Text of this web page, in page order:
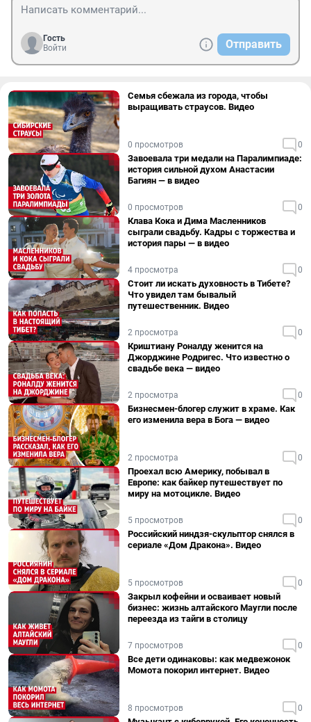
Гость
Войти
Отправить
Семья сбежала из города, чтобы
выращивать страусов. Видео
0 просмотров 0
Завоевала три медали на Паралимпиаде:
история сильной духом Анастасии
Багиян — в видео
0 просмотров 0
Клава Кока и Дима Масленников
сыграли свадьбу. Кадры с торжества и
история пары — в видео
4 просмотра 0
Стоит ли искать духовность в Тибете?
Что увидел там бывалый
путешественник. Видео
2 просмотра 0
Криштиану Роналду женится на
Джорджине Родригес. Что известно о
свадьбе века — видео
2 просмотра 0
Бизнесмен-блогер служит в храме. Как
его изменила вера в Бога — видео
2 просмотра 0
Проехал всю Америку, побывал в
Европе: как байкер путешествует по
миру на мотоцикле. Видео
5 просмотров 0
Российский ниндзя-скульптор снялся в
сериале «Дом Дракона». Видео
5 просмотров 0
Закрыл кофейни и осваивает новый
бизнес: жизнь алтайского Маугли после
переезда из тайги в столицу
7 просмотров 0
Все дети одинаковы: как медвежонок
Момота покорил интернет. Видео
8 просмотров 0